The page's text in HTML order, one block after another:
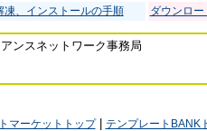
凍、インストールの手順 ダウンロ
ンスネットワーク事務局
マーケットトップ| テンプレートBANK